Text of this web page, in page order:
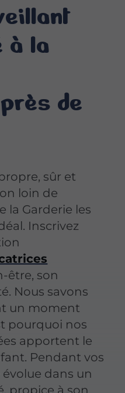
à la
de
sûr et
loin de
la Garderie les
Inscrivez
être, son
Nous savons
un moment
pourquoi nos
apportent le
Pendant vos
dans un
propice à son